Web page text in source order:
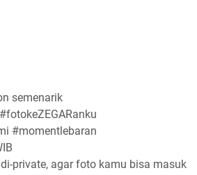
semenarik
#momentlebaran
private, agar foto kamu bisa masuk